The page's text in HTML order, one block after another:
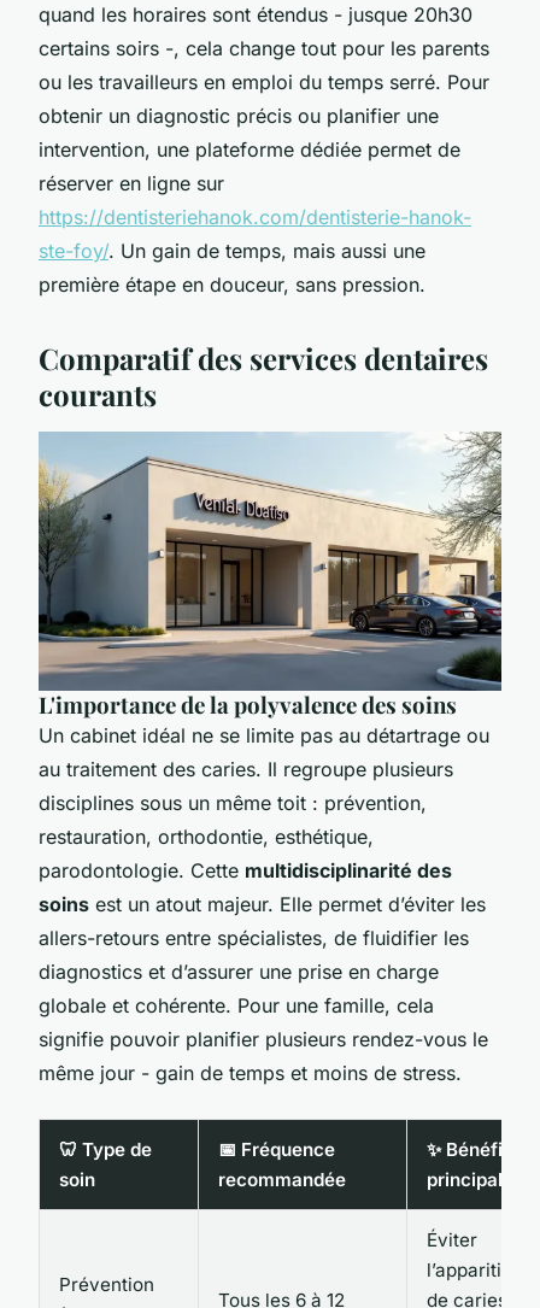
quand les horaires sont étendus - jusque 20h30
certains soirs -, cela change tout pour les parents
ou les travailleurs en emploi du temps serré. Pour
obtenir un diagnostic précis ou planifier une
intervention, une plateforme dédiée permet de
réserver en ligne sur
https://dentisteriehanok.com/dentisterie-hanok-
ste-foy/. Un gain de temps, mais aussi une
première étape en douceur, sans pression.
Comparatif des services dentaires
courants
L'importance de la polyvalence des soins
Un cabinet idéal ne se limite pas au détartrage ou
au traitement des caries. Il regroupe plusieurs
disciplines sous un même toit : prévention,
restauration, orthodontie, esthétique,
parodontologie. Cette multidisciplinarité des
soins est un atout majeur. Elle permet d’éviter les
allers-retours entre spécialistes, de fluidifier les
diagnostics et d’assurer une prise en charge
globale et cohérente. Pour une famille, cela
signifie pouvoir planifier plusieurs rendez-vous le
même jour - gain de temps et moins de stress.
🦷 Type de
soin
📅 Fréquence
recommandée
✨ Bénéfice
principal
Prévention
Tous les 6 à 12
Éviter
l’apparition
de caries et